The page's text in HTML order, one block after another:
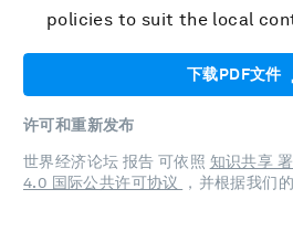
policies to suit the local
下载PDF文件
许可和重新发布
世界经济论坛 报告 可依照 知识共享
4.0 国际公共许可协议
，并根据我们